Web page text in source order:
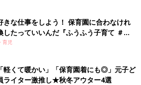
きな仕事をしよう！ 保育園に合わなけれ
したっていいんだ『ふうふう子育て ＃
育児
軽くて暖かい」「保育園着にも◎」元子ど
ライター激推し★秋冬アウター4選